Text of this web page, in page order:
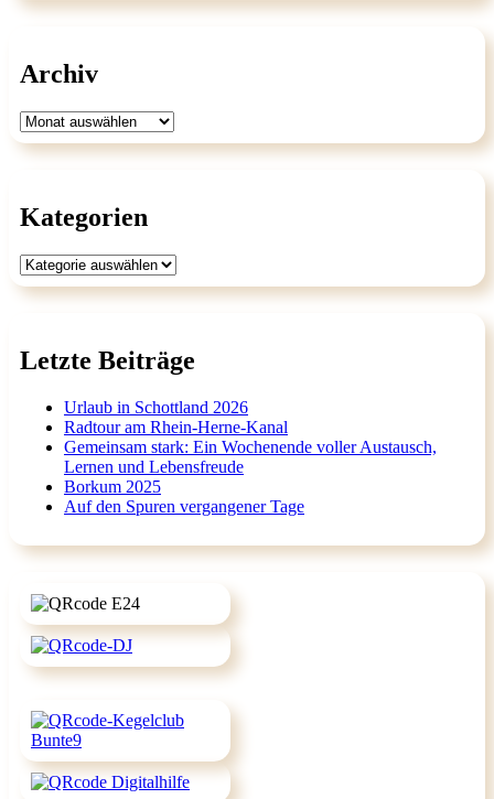
Archiv
Archiv
Kategorien
Kategorien
Letzte Beiträge
Urlaub in Schottland 2026
Radtour am Rhein-Herne-Kanal
Gemeinsam stark: Ein Wochenende voller Austausch,
Lernen und Lebensfreude
Borkum 2025
Auf den Spuren vergangener Tage